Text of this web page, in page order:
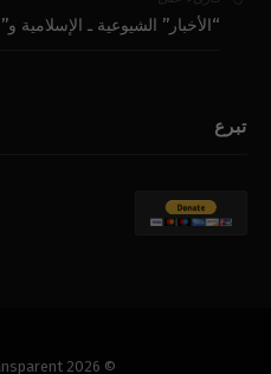
“الأخبار” الشيوعية ـ
تبرع
© 2026 Middle East Transparent